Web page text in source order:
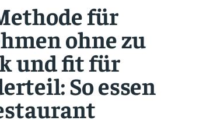
für
ohne zu
und fit für
So essen